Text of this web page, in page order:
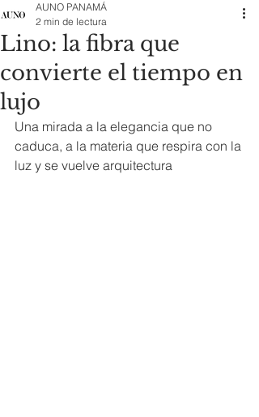
Lino: la fibra que
convierte el tiempo en
lujo
AUNO PANAMÁ
2 min de lectura
Una mirada a la elegancia que no
caduca, a la materia que respira con la
luz y se vuelve arquitectura